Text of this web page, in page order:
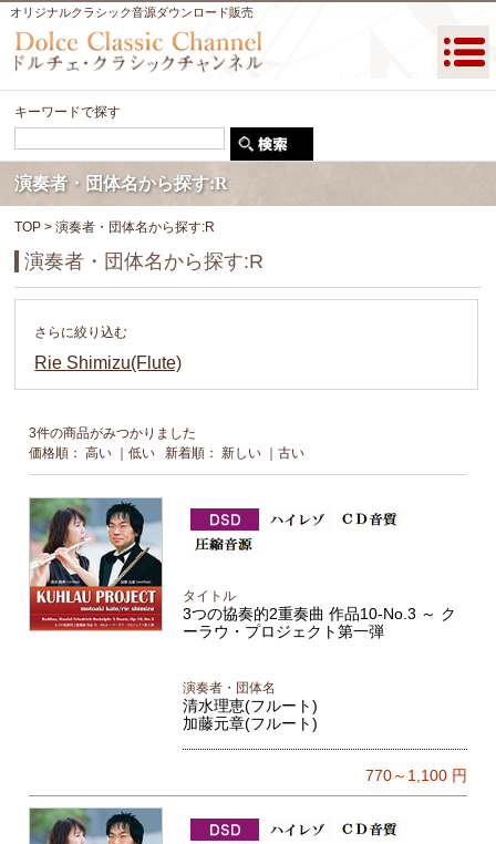
オリジナルクラシック音源ダウンロード販売
キーワードで探す
演奏者・団体名から探す:R
TOP > 演奏者・団体名から探す:R
演奏者・団体名から探す:R
さらに絞り込む
Rie Shimizu(Flute)
3件の商品がみつかりました
価格順：高い ｜低い 新着順：新しい ｜古い
タイトル
3つの協奏的2重奏曲 作品10-No.3 ～ ク
ーラウ・プロジェクト第一弾
演奏者・団体名
清水理恵(フルート)
加藤元章(フルート)
770～1,100円